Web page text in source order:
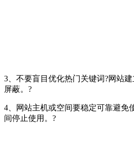
3、不要盲目优化热门关键词?网站
屏蔽。?
4、网站主机或空间要稳定可靠避免
间停止使用。?